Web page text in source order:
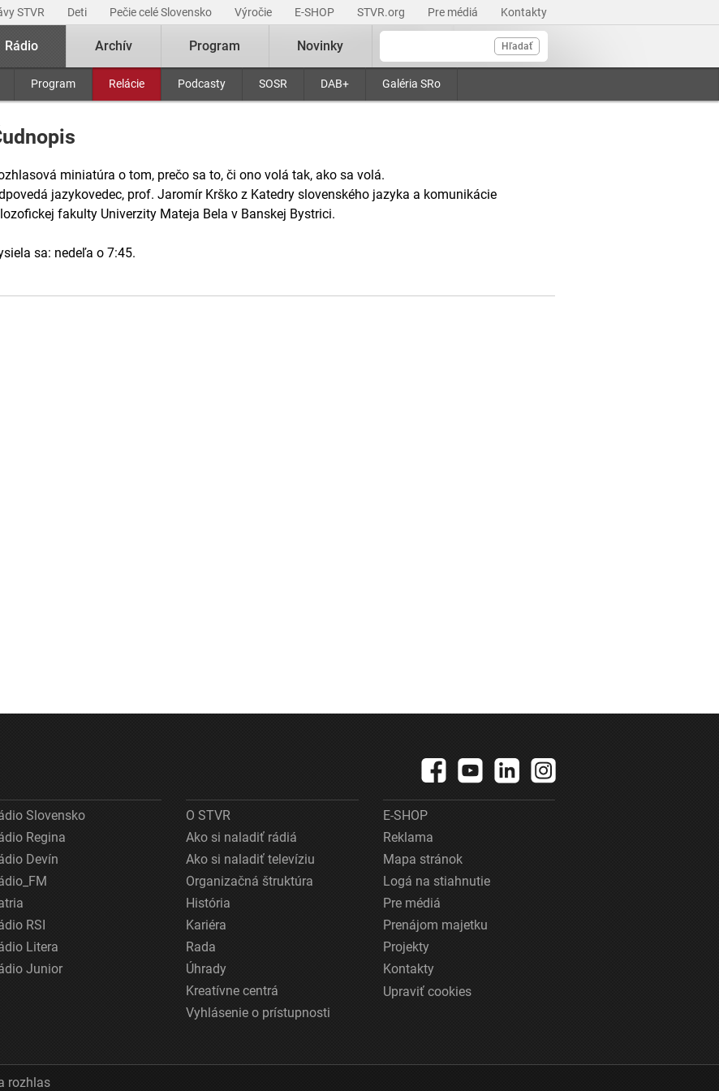
STVR Deti Pečie celé Slovensko Výročie E-SHOP STVR.org Pre médiá Kontakty
Hľadať
Rádio
Program Relácie Podcasty SOSR DAB+ Galéria SRo
Archív Program Novinky
miniatúra o tom, prečo sa to, či ono volá tak, ako sa volá.
jazykovedec, prof. Jaromír Krško z Katedry slovenského jazyka a komunikácie
fakulty Univerzity Mateja Bela v Banskej Bystrici.
sa: nedeľa o 7:45.
Slovensko
Regina
Devín
RSI
Litera
Junior
O STVR
Ako si naladiť rádiá
Ako si naladiť televíziu
Organizačná štruktúra
História
Kariéra
Rada
Úhrady
Kreatívne centrá
Vyhlásenie o prístupnosti
E-SHOP
Reklama
Mapa stránok
Logá na stiahnutie
Pre médiá
Prenájom majetku
Projekty
Kontakty
Upraviť cookies
rozhlas